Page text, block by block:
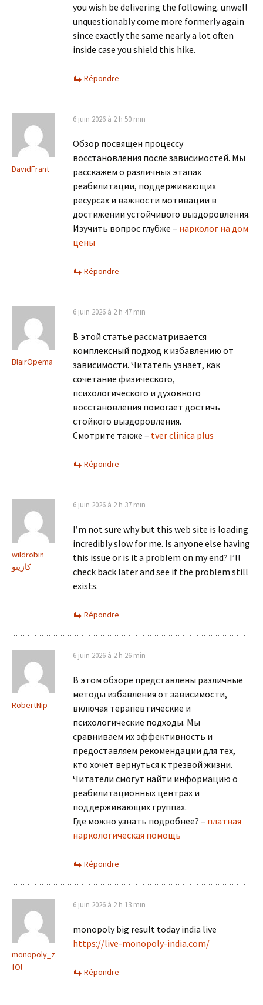
you wish be delivering the following. unwell
unquestionably come more formerly again
since exactly the same nearly a lot often
inside case you shield this hike.
Répondre
DavidFrant
6 juin 2026 à 2 h 50 min
Обзор посвящён процессу
восстановления после зависимостей. Мы
расскажем о различных этапах
реабилитации, поддерживающих
ресурсах и важности мотивации в
достижении устойчивого выздоровления.
Изучить вопрос глубже – нарколог на дом
цены
Répondre
BlairOpema
6 juin 2026 à 2 h 47 min
В этой статье рассматривается
комплексный подход к избавлению от
зависимости. Читатель узнает, как
сочетание физического,
психологического и духовного
восстановления помогает достичь
стойкого выздоровления.
Смотрите также – tver clinica plus
Répondre
wildrobin
كازينو
6 juin 2026 à 2 h 37 min
I’m not sure why but this web site is loading
incredibly slow for me. Is anyone else having
this issue or is it a problem on my end? I’ll
check back later and see if the problem still
exists.
Répondre
RobertNip
6 juin 2026 à 2 h 26 min
В этом обзоре представлены различные
методы избавления от зависимости,
включая терапевтические и
психологические подходы. Мы
сравниваем их эффективность и
предоставляем рекомендации для тех,
кто хочет вернуться к трезвой жизни.
Читатели смогут найти информацию о
реабилитационных центрах и
поддерживающих группах.
Где можно узнать подробнее? – платная
наркологическая помощь
Répondre
monopoly_z
fOl
6 juin 2026 à 2 h 13 min
monopoly big result today india live
https://live-monopoly-india.com/
Répondre